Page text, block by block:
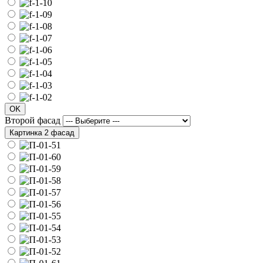
OK
Второй фасад
Картинка 2 фасад